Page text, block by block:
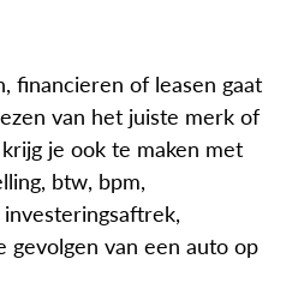
financieren of leasen gaat
van het juiste merk of
je ook te maken met
btw, bpm,
gevolgen van een auto op